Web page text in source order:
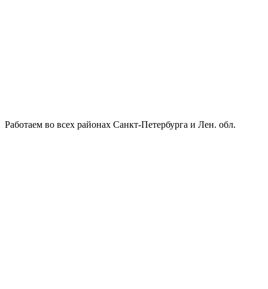
Работаем во всех районах Санкт-Петербурга и Лен. обл.